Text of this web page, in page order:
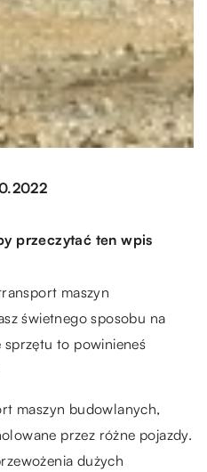
przeczytać ten wpis
maszyn
świetnego sposobu na
sprzętu to powinieneś
maszyn budowlanych,
przez różne pojazdy.
dużych